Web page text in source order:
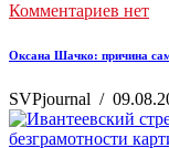
Комментариев нет
Оксана Шачко: причина
SVPjournal /